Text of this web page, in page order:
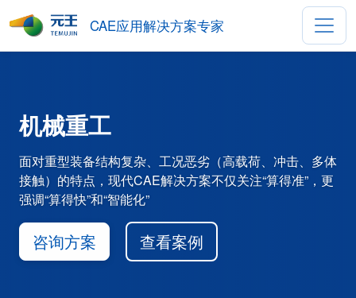
CAE应用解决方案专家
机械重工
面对重型装备结构复杂、工况恶劣（高载荷、冲击、多体
接触）的特点，现代CAE解决方案不仅关注“算得准”，更
强调“算得快”和“智能化”
咨询方案 查看案例